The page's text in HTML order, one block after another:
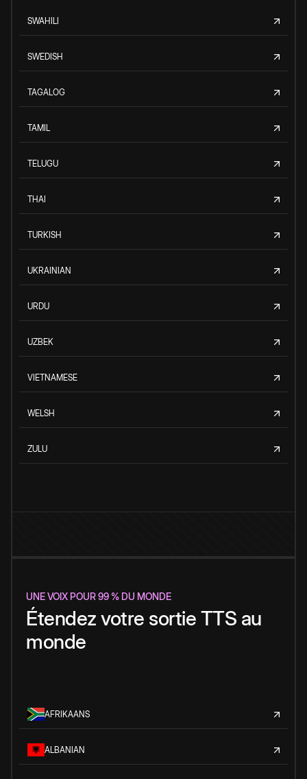
SWAHILI
SWEDISH
TAGALOG
TAMIL
TELUGU
THAI
TURKISH
UKRAINIAN
URDU
UZBEK
VIETNAMESE
WELSH
ZULU
UNE VOIX POUR 99 % DU MONDE
Étendez votre sortie TTS au
monde
AFRIKAANS
ALBANIAN